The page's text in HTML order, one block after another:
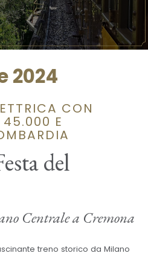
2024
CON
45.000 E
del
Centrale a Cremona
treno storico da Milano